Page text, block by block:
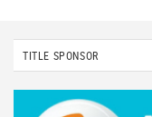
TITLE SPONSOR